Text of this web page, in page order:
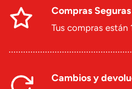
Compras Seguras
Tus compras
Cambios y